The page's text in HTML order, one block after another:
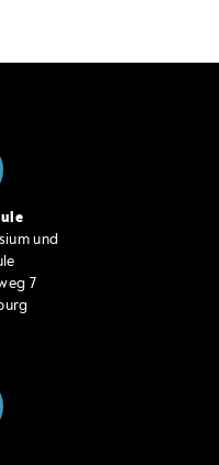
und
7